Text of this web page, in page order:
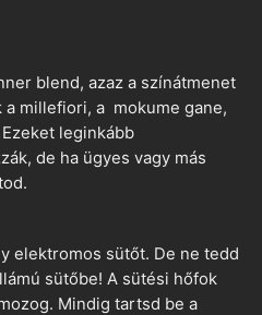
blend, azaz a színátmenet
millefiori, a mokume gane,
leginkább
de ha ügyes vagy más
elektromos sütőt. De ne tedd
sütőbe! A sütési hőfok
Mindig tartsd be a